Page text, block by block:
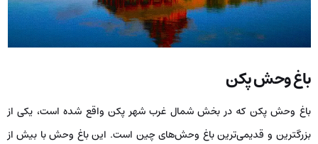
باغ وحش پکن
باغ وحش پکن که در بخش شمال غرب شهر پکن واقع شده است، یکی از
بزرگترین و قدیمی‌ترین باغ وحش‌های چین است. این باغ وحش با بیش از